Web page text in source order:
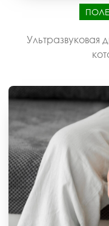
Ультразвуковая